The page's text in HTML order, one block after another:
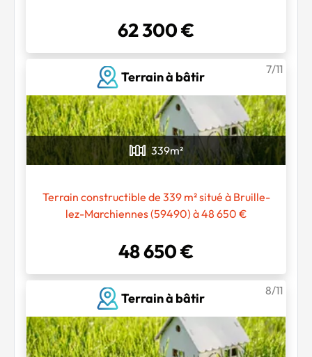
62 300 €
Terrain à bâtir
7/11
339m²
Terrain constructible de 339 m² situé à Bruille-
lez-Marchiennes (59490) à 48 650 €
48 650 €
Terrain à bâtir
8/11